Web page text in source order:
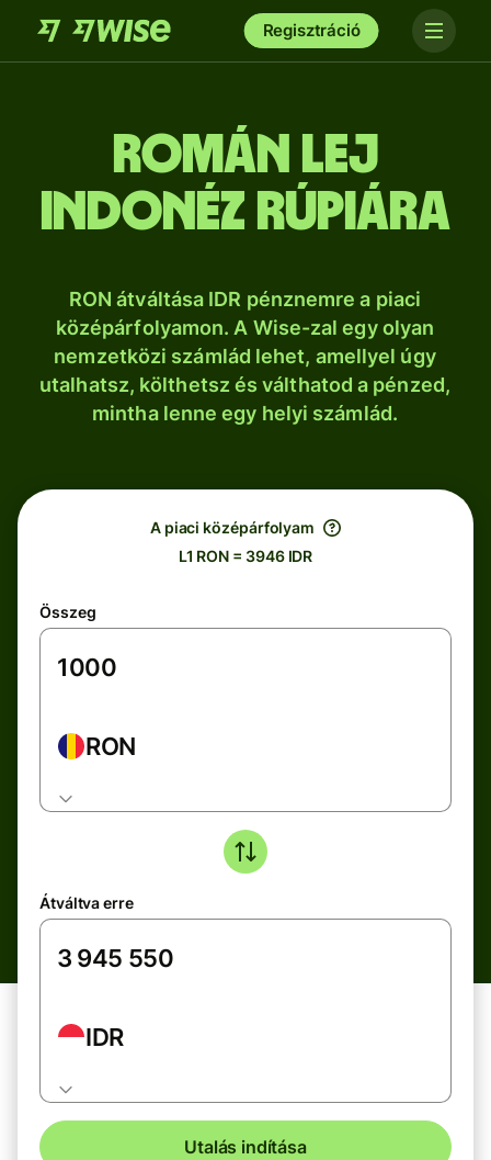
Regisztráció
román lej
indonéz rúpiára
RON átváltása IDR pénznemre a piaci
középárfolyamon. A Wise-zal egy olyan
nemzetközi számlád lehet, amellyel úgy
utalhatsz, költhetsz és válthatod a pénzed,
mintha lenne egy helyi számlád.
A piaci középárfolyam
L1 RON = 3946 IDR
Összeg
RON
Átváltva erre
IDR
Utalás indítása